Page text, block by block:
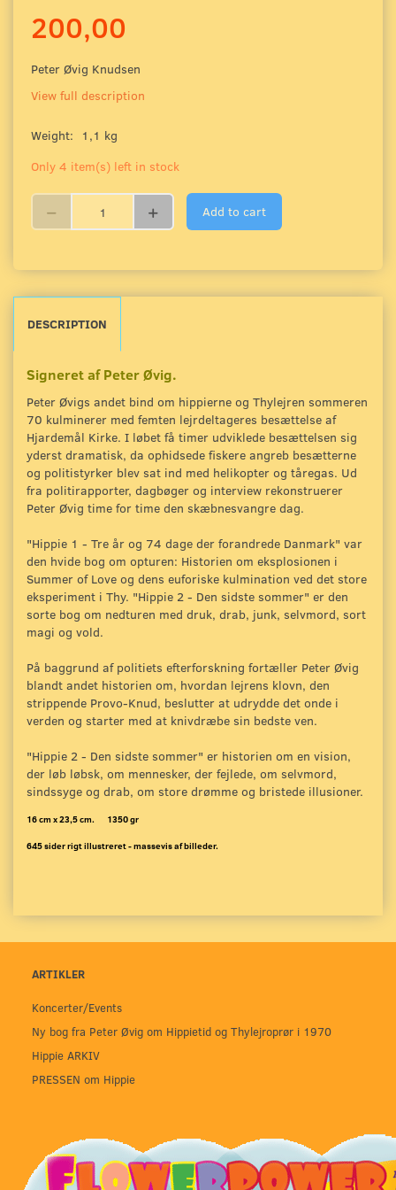
200,00
Peter Øvig Knudsen
View full description
Weight:
1,1 kg
Only 4 item(s) left in stock
Add to cart
DESCRIPTION
Signeret af Peter Øvig.
Peter Øvigs andet bind om hippierne og Thylejren sommeren
70 kulminerer med femten lejrdeltageres besættelse af
Hjardemål Kirke. I løbet få timer udviklede besættelsen sig
yderst dramatisk, da ophidsede fiskere angreb besætterne
og politistyrker blev sat ind med helikopter og tåregas. Ud
fra politirapporter, dagbøger og interview rekonstruerer
Peter Øvig time for time den skæbnesvangre dag.
"Hippie 1 - Tre år og 74 dage der forandrede Danmark" var
den hvide bog om opturen: Historien om eksplosionen i
Summer of Love og dens euforiske kulmination ved det store
eksperiment i Thy. "Hippie 2 - Den sidste sommer" er den
sorte bog om nedturen med druk, drab, junk, selvmord, sort
magi og vold.
På baggrund af politiets efterforskning fortæller Peter Øvig
blandt andet historien om, hvordan lejrens klovn, den
strippende Provo-Knud, beslutter at udrydde det onde i
verden og starter med at knivdræbe sin bedste ven.
"Hippie 2 - Den sidste sommer" er historien om en vision,
der løb løbsk, om mennesker, der fejlede, om selvmord,
sindssyge og drab, om store drømme og bristede illusioner.
16 cm x 23,5 cm. 1350 gr
645 sider rigt illustreret - massevis af billeder.
ARTIKLER
Koncerter/Events
Ny bog fra Peter Øvig om Hippietid og Thylejroprør i 1970
Hippie ARKIV
PRESSEN om Hippie